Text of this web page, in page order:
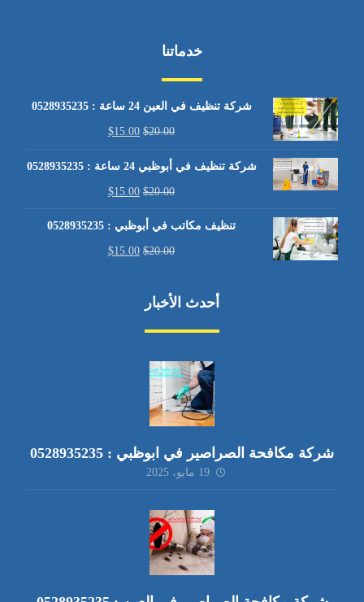
خدماتنا
شركة تنظيف في العين 24 ساعة : 0528935235
$20.00
$15.00
شركة تنظيف في أبوظبي 24 ساعة : 0528935235
$20.00
$15.00
تنظيف مكاتب في أبوظبي : 0528935235
$20.00
$15.00
أحدث الأخبار
شركة مكافحة الصراصير في ابوظبي : 0528935235
19 مايو، 2025